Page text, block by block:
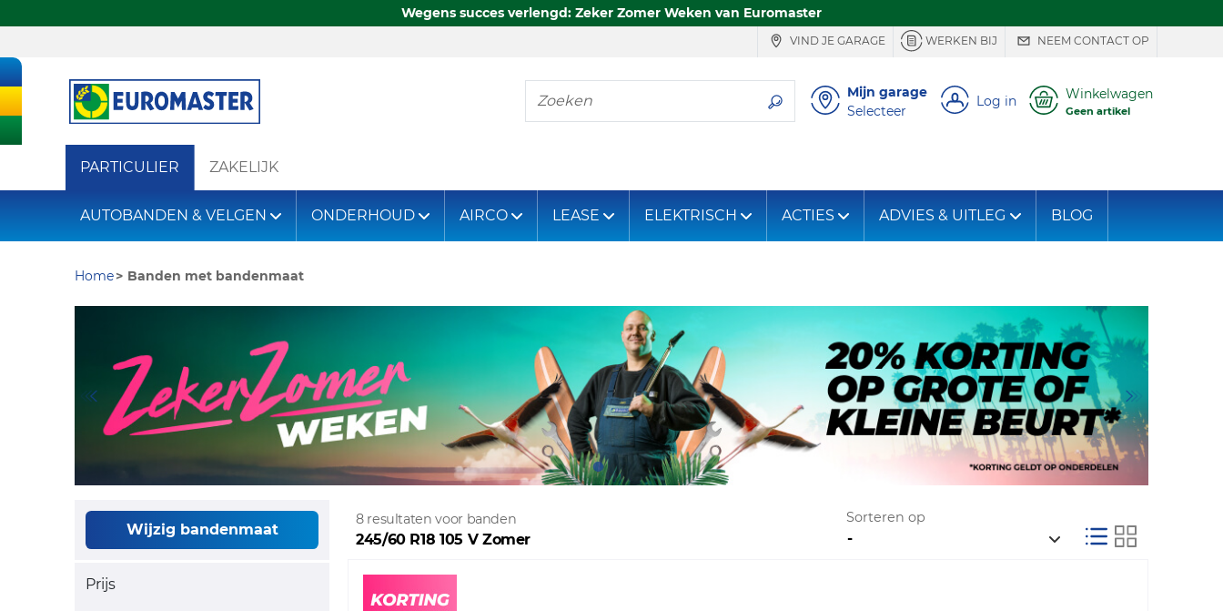
Wegens succes verlengd: Zeker Zomer Weken van Euromaster
VIND JE GARAGE WERKEN BIJ NEEM CONTACT OP
Zoeken
Mijn garage
Selecteer
Log in Winkelwagen
Geen artikel
PARTICULIER ZAKELIJK
AUTOBANDEN & VELGEN ONDERHOUD AIRCO LEASE ELEKTRISCH ACTIES ADVIES & UITLEG BLOG
Home Banden met bandenmaat
Wijzig bandenmaat
Prijs
8 resultaten voor banden
245/60 R18 105 V Zomer
Sorteren op